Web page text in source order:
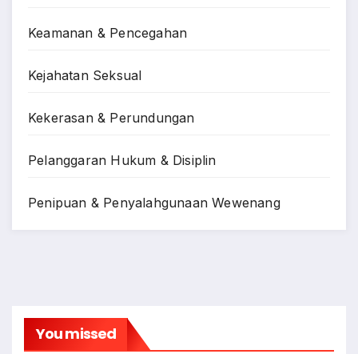
Keamanan & Pencegahan
Kejahatan Seksual
Kekerasan & Perundungan
Pelanggaran Hukum & Disiplin
Penipuan & Penyalahgunaan Wewenang
You missed